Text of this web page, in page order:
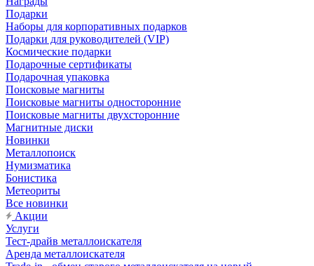
Подарки
Наборы для корпоративных подарков
Подарки для руководителей (VIP)
Космические подарки
Подарочные сертификаты
Подарочная упаковка
Поисковые магниты
Поисковые магниты односторонние
Поисковые магниты двухсторонние
Магнитные диски
Новинки
Металлопоиск
Нумизматика
Бонистика
Метеориты
Все новинки
Акции
Услуги
Тест-драйв металлоискателя
Аренда металлоискателя